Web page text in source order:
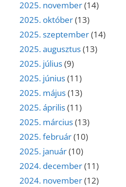
2025. november(14)
2025. október(13)
2025. szeptember(14)
2025. augusztus(13)
2025. július(9)
2025. június(11)
2025. május(13)
2025. április(11)
2025. március(13)
2025. február(10)
2025. január(10)
2024. december(11)
2024. november(12)